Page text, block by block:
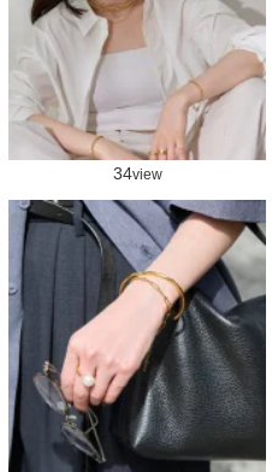
34view